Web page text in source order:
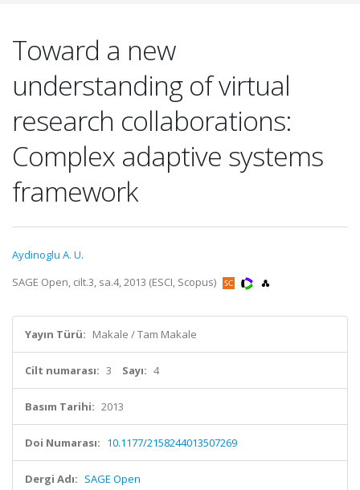
Toward a new
understanding of virtual
research collaborations:
Complex adaptive systems
framework
Aydinoglu A. U.
SAGE Open, cilt.3, sa.4, 2013 (ESCI, Scopus)
Yayın Türü: Makale / Tam Makale
Cilt numarası: 3 Sayı: 4
Basım Tarihi: 2013
Doi Numarası: 10.1177/2158244013507269
Dergi Adı: SAGE Open